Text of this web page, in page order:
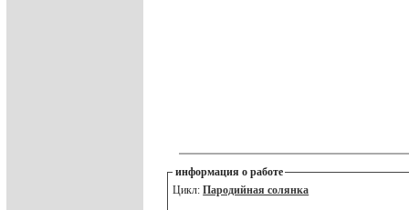
информация о работе
Цикл:Пародийная солянка